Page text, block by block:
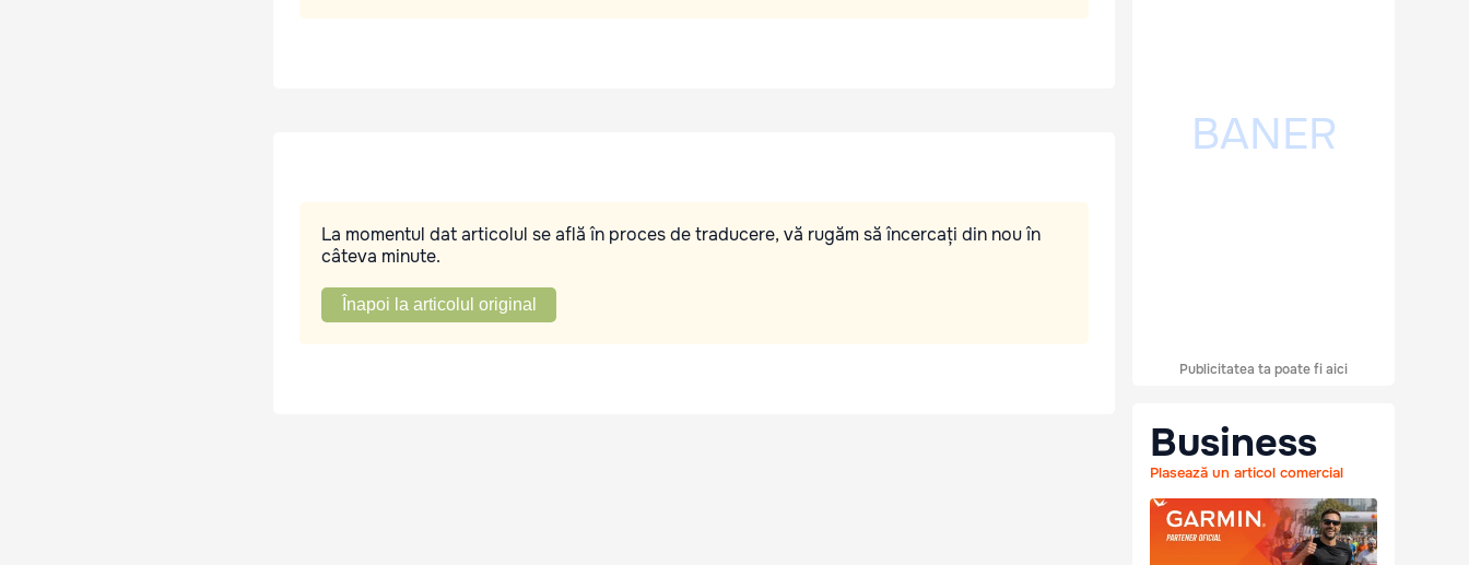
La momentul dat articolul se află în proces de traducere, vă rugăm să încercați din nou în
câteva minute.
Înapoi la articolul original
Publicitatea ta poate fi aici
Business
Plasează un articol comercial